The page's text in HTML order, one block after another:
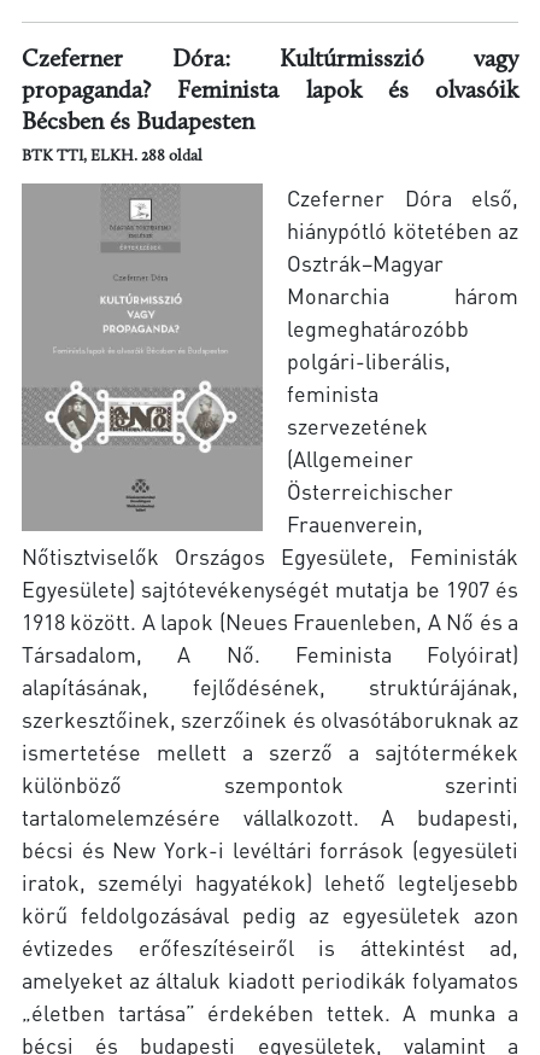
Czeferner Dóra: Kultúrmisszió vagy
propaganda? Feminista lapok és olvasóik
Bécsben és Budapesten
BTK TTI, ELKH. 288 oldal
Czeferner Dóra első,
hiánypótló kötetében az
Osztrák–Magyar
Monarchia három
legmeghatározóbb
polgári-liberális,
feminista
szervezetének
(Allgemeiner
Österreichischer
Frauenverein,
Nőtisztviselők Országos Egyesülete, Feministák
Egyesülete) sajtótevékenységét mutatja be 1907 és
1918 között. A lapok (Neues Frauenleben, A Nő és a
Társadalom, A Nő. Feminista Folyóirat)
alapításának, fejlődésének, struktúrájának,
szerkesztőinek, szerzőinek és olvasótáboruknak az
ismertetése mellett a szerző a sajtótermékek
különböző szempontok szerinti
tartalomelemzésére vállalkozott. A budapesti,
bécsi és New York-i levéltári források (egyesületi
iratok, személyi hagyatékok) lehető legteljesebb
körű feldolgozásával pedig az egyesületek azon
évtizedes erőfeszítéseiről is áttekintést ad,
amelyeket az általuk kiadott periodikák folyamatos
„életben tartása” érdekében tettek. A munka a
bécsi és budapesti egyesületek, valamint a